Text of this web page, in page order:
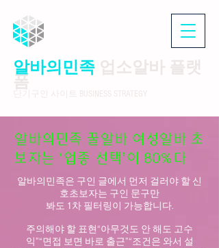
알바의민족
알바의민족 꿀알바 여성알바 초
보자는 ‘업종 선택’이 80%다
알바의민족은 구인 글에서 먼저 걸러야 할 신
호초보자는 구인 문구만
봐도 1차 필터링이 가능합니다.
주의해야 할 표현“아무것도 안 해도 고수
익”“면접 보면 바로 출근”“조건은 와서 설